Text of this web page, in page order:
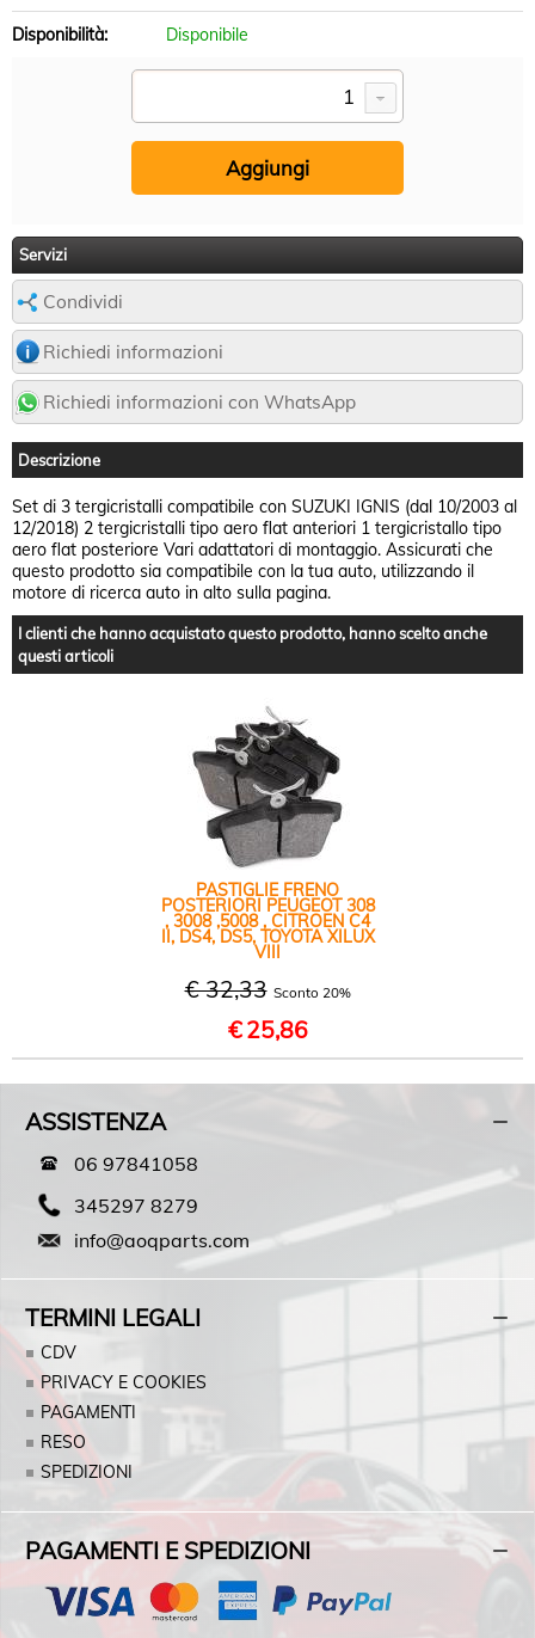
Disponibilità: Disponibile
Servizi
Condividi
Richiedi informazioni
Richiedi informazioni con WhatsApp
Descrizione
Set di 3 tergicristalli compatibile con SUZUKI IGNIS (dal 10/2003 al
12/2018) 2 tergicristalli tipo aero flat anteriori 1 tergicristallo tipo
aero flat posteriore Vari adattatori di montaggio. Assicurati che
questo prodotto sia compatibile con la tua auto, utilizzando il
motore di ricerca auto in alto sulla pagina.
I clienti che hanno acquistato questo prodotto, hanno scelto anche
questi articoli
PASTIGLIE FRENO
POSTERIORI PEUGEOT 308
, 3008 ,5008 , CITROEN C4
II, DS4, DS5, TOYOTA XILUX
VIII
€ 32,33 Sconto 20%
€25,86
ASSISTENZA
06 97841058
345297 8279
info@aoqparts.com
TERMINI LEGALI
CDV
PRIVACY E COOKIES
PAGAMENTI
RESO
SPEDIZIONI
PAGAMENTI E SPEDIZIONI